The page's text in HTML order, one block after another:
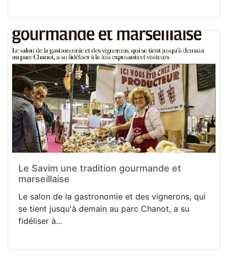
Le Savim une tradition gourmande et
marseillaise
Le salon de la gastronomie et des vignerons, qui
se tient jusqu'à demain au parc Chanot, a su
fidéliser à...